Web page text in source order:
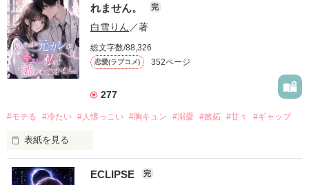
れません。
完
白雪りん ／著
総文字数/88,326
恋愛(ラブコメ) 352ページ
277
#モテる #冷たい #人懐っこい #胸キュン #溺愛 #嫉妬 #甘々 #ギャップ
表紙を見る
「好きだったから、別れを選んだ。」
ECLIPSE 完